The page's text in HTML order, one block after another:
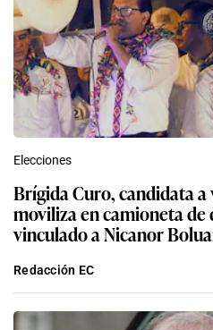
Elecciones
Brígida Curo, candidata a
moviliza en camioneta
vinculado a Nicanor
Redacción EC